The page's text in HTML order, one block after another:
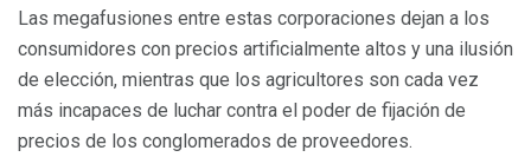
Las megafusiones entre estas corporaciones dejan a los
consumidores con precios artificialmente altos y una ilusión
de elección, mientras que los agricultores son cada vez
más incapaces de luchar contra el poder de fijación de
precios de los conglomerados de proveedores.